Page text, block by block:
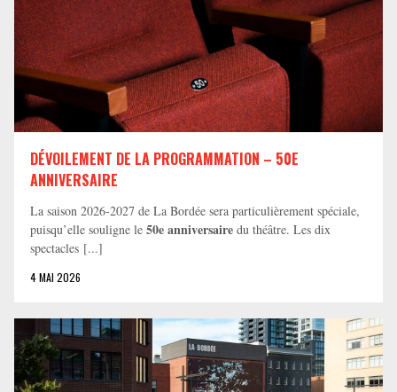
DÉVOILEMENT DE LA PROGRAMMATION – 50E
ANNIVERSAIRE
La saison 2026-2027 de La Bordée sera particulièrement spéciale,
puisqu’elle souligne le 50e anniversaire du théâtre. Les dix
spectacles [...]
4 MAI 2026